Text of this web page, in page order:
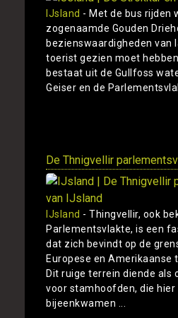
IJsland - Met de bus rijden
zogenaamde Gouden
bezienswaardigheden van
toerist gezien moet
bestaat uit de Gullfoss
Geiser en de
De Thnigvellir
IJsland - Thingvellir, ook
Parlementsvlakte, is een
dat zich bevindt op de
Europese en Amerikaanse
Dit ruige terrein diende als
voor stamhoofden, die hier
bijeenkwamen ...